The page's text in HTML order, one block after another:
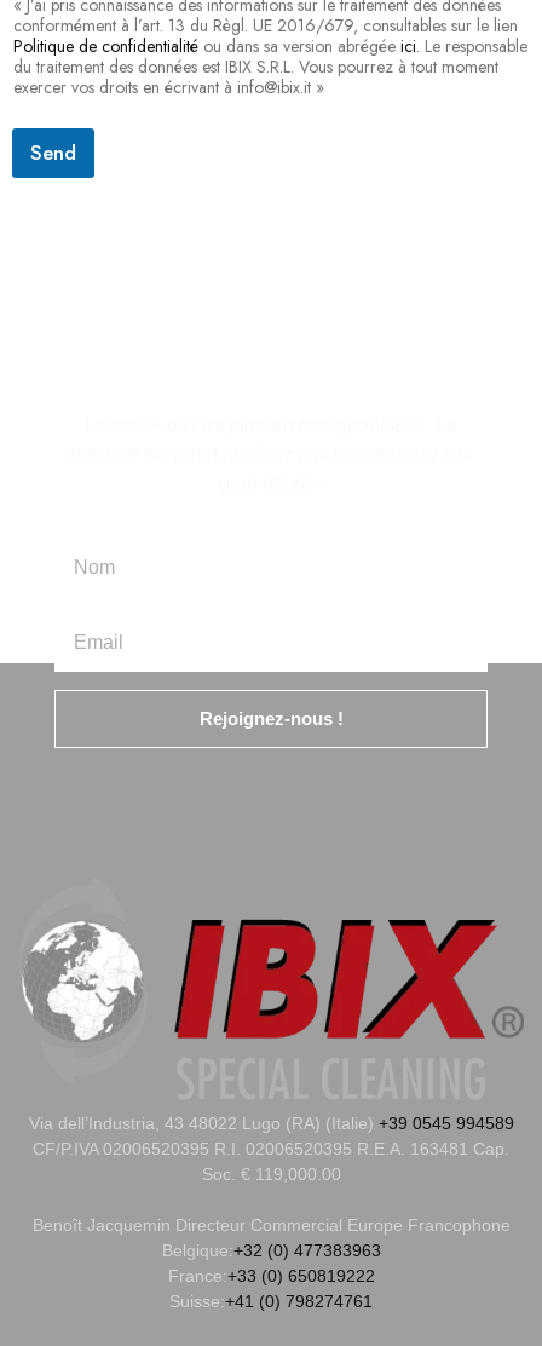
conformément à l’art. 13 du Règl. UE 2016/679, consultables sur le lien
Politique de confidentialité ou dans sa version abrégée ici. Le responsable
du traitement des données est IBIX S.R.L. Vous pourrez à tout moment
exercer vos droits en écrivant à info@ibix.it »
Send
Rejoignez-nous !
Via dell’Industria, 43 48022 Lugo (RA) (Italie) +39 0545 994589
CF/P.IVA 02006520395 R.I. 02006520395 R.E.A. 163481 Cap.
Soc. € 119,000.00
Benoît Jacquemin Directeur Commercial Europe Francophone
Belgique:+32 (0) 477383963
France:+33 (0) 650819222
Suisse:+41 (0) 798274761